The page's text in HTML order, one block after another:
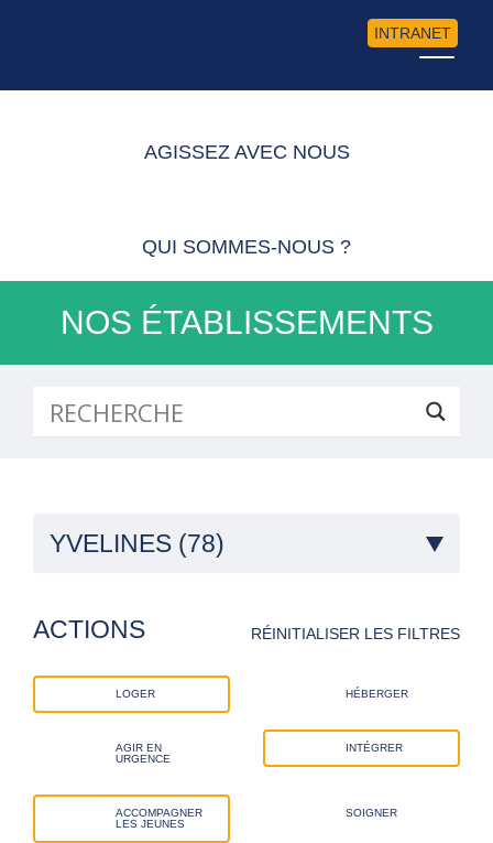
INTRANET
AGISSEZ AVEC NOUS
QUI SOMMES-NOUS ?
NOS ÉTABLISSEMENTS
YVELINES (78)
ACTIONS RÉINITIALISER LES FILTRES
LOGER HÉBERGER
AGIR EN
URGENCE
INTÉGRER
ACCOMPAGNER
LES JEUNES
SOIGNER